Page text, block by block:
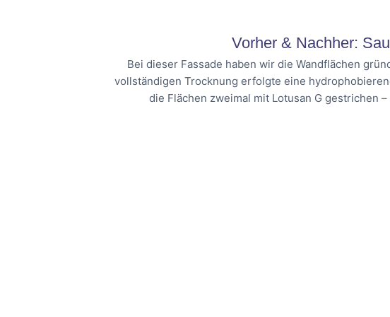
Vorher & Nachher:
Bei dieser Fassade haben wir die Wandflächen
vollständigen Trocknung erfolgte eine
die Flächen zweimal mit Lotusan G gestrichen